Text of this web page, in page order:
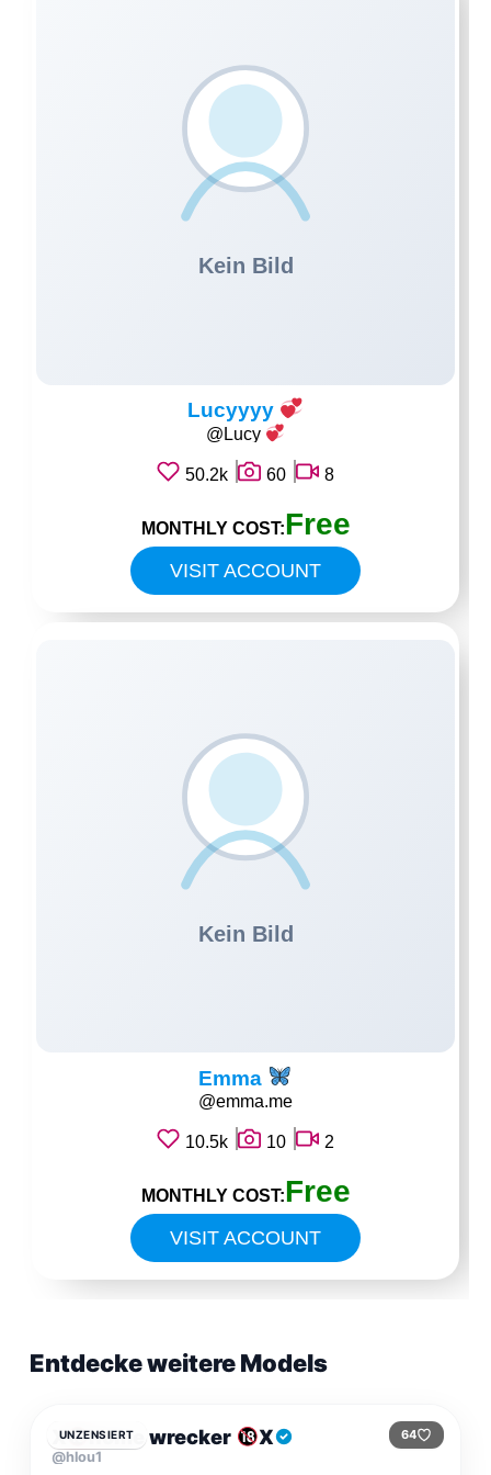
Lucyyyy
@Lucy
50.2k 60 8
VISIT ACCOUNT
MONTHLY COST:Free
Emma
@emma.me
10.5k 10 2
VISIT ACCOUNT
MONTHLY COST:Free
Entdecke weitere Models
UNZENSIERT 64
X home wrecker X
@hlou1